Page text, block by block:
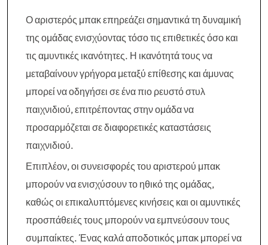
Ο αριστερός μπακ επηρεάζει σημαντικά τη δυναμική
της ομάδας ενισχύοντας τόσο τις επιθετικές όσο και
τις αμυντικές ικανότητες. Η ικανότητά τους να
μεταβαίνουν γρήγορα μεταξύ επίθεσης και άμυνας
μπορεί να οδηγήσει σε ένα πιο ρευστό στυλ
παιχνιδιού, επιτρέποντας στην ομάδα να
προσαρμόζεται σε διαφορετικές καταστάσεις
παιχνιδιού.
Επιπλέον, οι συνεισφορές του αριστερού μπακ
μπορούν να ενισχύσουν το ηθικό της ομάδας,
καθώς οι επικαλυπτόμενες κινήσεις και οι αμυντικές
προσπάθειές τους μπορούν να εμπνεύσουν τους
συμπαίκτες. Ένας καλά αποδοτικός μπακ μπορεί να